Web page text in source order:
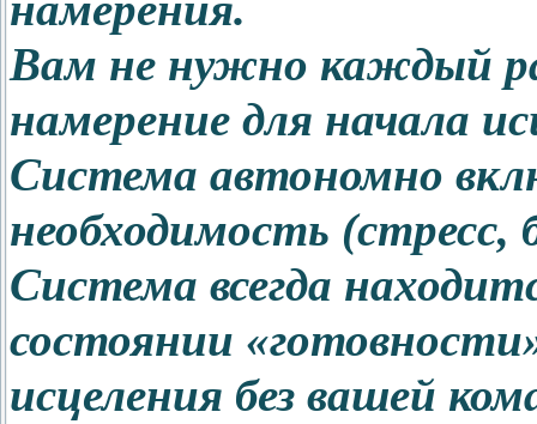
Вам не нужно каждый
намерение для начала
Система автономно
необходимость (стресс,
Система всегда
состоянии
исцеления без вашей